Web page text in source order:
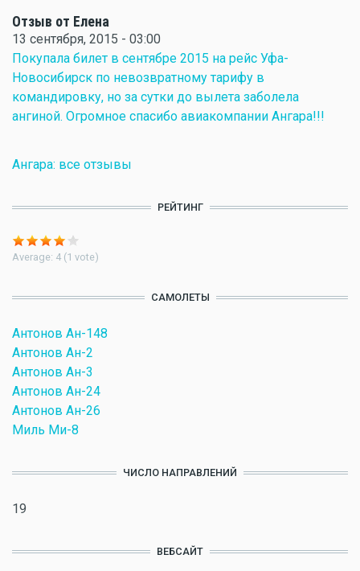
Отзыв от Елена
13 сентября, 2015 - 03:00
Покупала билет в сентябре 2015 на рейс Уфа-
Новосибирск по невозвратному тарифу в
командировку, но за сутки до вылета заболела
ангиной. Огромное спасибо авиакомпании Ангара!!!
Ангара: все отзывы
РЕЙТИНГ
Average: 4 (1 vote)
САМОЛЕТЫ
Антонов Ан-148
Антонов Ан-2
Антонов Ан-3
Антонов Ан-24
Антонов Ан-26
Миль Ми-8
ЧИСЛО НАПРАВЛЕНИЙ
19
ВЕБСАЙТ